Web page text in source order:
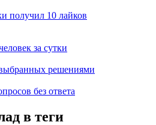
получил 10 лайков
за сутки
решениями
без ответа
в теги